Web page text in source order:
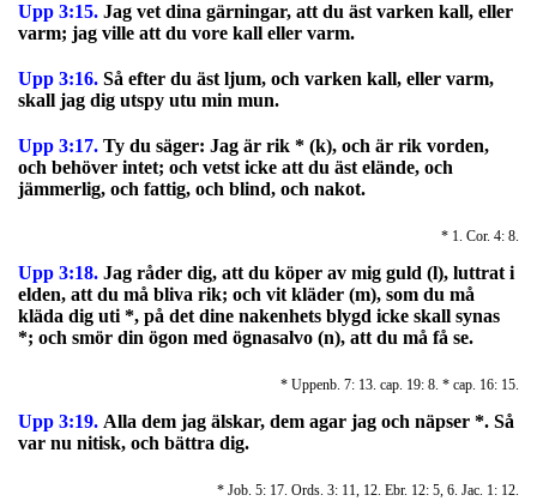
Upp 3:15. Jag vet dina gärningar, att du äst varken kall, eller
varm; jag ville att du vore kall eller varm.
Upp 3:16. Så efter du äst ljum, och varken kall, eller varm,
skall jag dig utspy utu min mun.
Upp 3:17. Ty du säger: Jag är rik * (k), och är rik vorden,
och behöver intet; och vetst icke att du äst elände, och
jämmerlig, och fattig, och blind, och nakot.
* 1. Cor. 4: 8.
Upp 3:18. Jag råder dig, att du köper av mig guld (l), luttrat i
elden, att du må bliva rik; och vit kläder (m), som du må
kläda dig uti *, på det dine nakenhets blygd icke skall synas
*; och smör din ögon med ögnasalvo (n), att du må få se.
* Uppenb. 7: 13. cap. 19: 8. * cap. 16: 15.
Upp 3:19. Alla dem jag älskar, dem agar jag och näpser *. Så
var nu nitisk, och bättra dig.
* Job. 5: 17. Ords. 3: 11, 12. Ebr. 12: 5, 6. Jac. 1: 12.